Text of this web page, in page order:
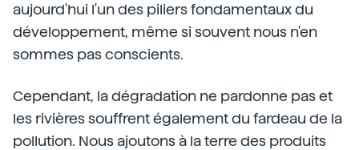
aujourd'hui l'un des piliers fondamentaux du
développement, même si souvent nous n'en
sommes pas conscients.
Cependant, la dégradation ne pardonne pas et
les rivières souffrent également du fardeau de la
pollution. Nous ajoutons à la terre des produits